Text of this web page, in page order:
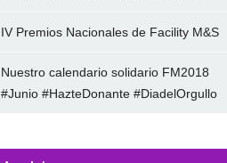
IV Premios Nacionales de Facility M&S
Nuestro calendario solidario FM2018
#Junio #HazteDonante #DiadelOrgullo